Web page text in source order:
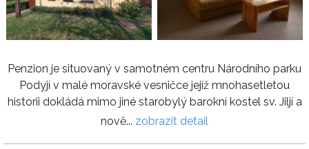
Penzion je situovaný v samotném centru Národního parku
Podyjí v malé moravské vesničce jejíž mnohasetletou
historii dokládá mimo jiné starobylý barokní kostel sv. Jiljí a
nově... zobrazit detail